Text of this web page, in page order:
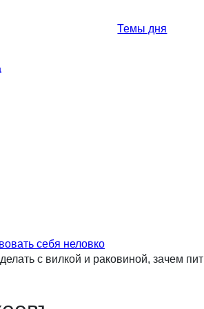
Темы дня
себя неловко
с вилкой и раковиной, зачем